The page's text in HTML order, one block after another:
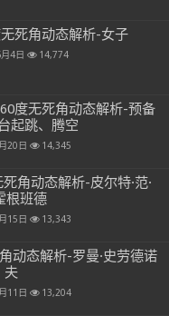
死角动态解析-女子
4日 14,774
度无死角动态解析-预备
起跳、腾空
20日 14,345
角动态解析-皮尔特·范·
根班德
15日 13,343
动态解析-罗曼·史劳德诺
夫
11日 13,204